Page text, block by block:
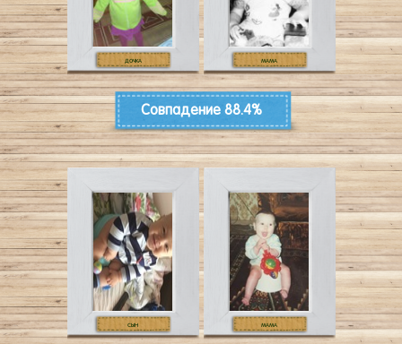
ДОЧКА МАМА
Совпадение 88.4%
СЫН МАМА